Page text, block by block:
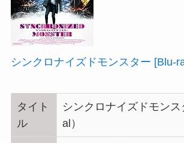
シンクロナイズドモンスター [Blu-
タイト
ル
シンクロナイズドモン
al）